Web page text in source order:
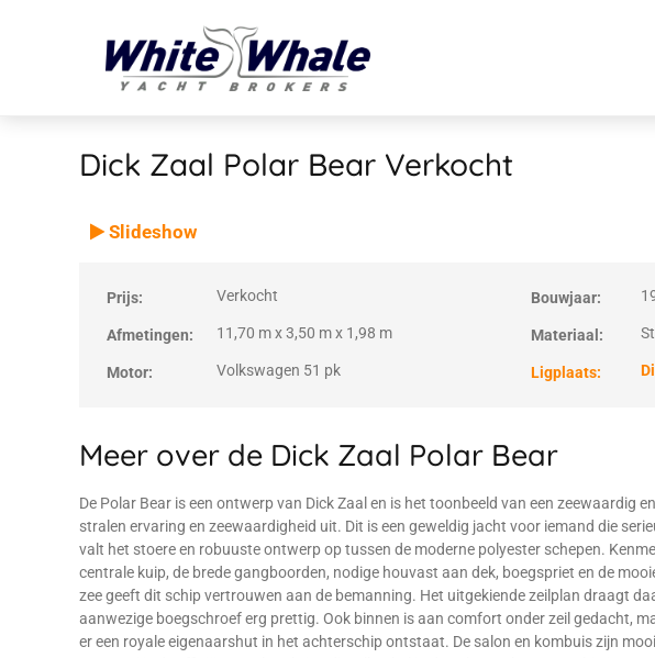
Dick Zaal Polar Bear Verkocht
VERKOCHT
Verkocht
Slideshow
Prijs: Verkocht Bouwjaar:
Afmetingen: 11,70 m x 3,50 m x 1,98 m Materiaal:
Motor: Volkswagen 51 pk Ligplaats:
Meer over de Dick Zaal Polar Bear
De Polar Bear is een ontwerp van Dick Zaal en is het toonbeeld van een zeewaardig
stralen ervaring en zeewaardigheid uit. Dit is een geweldig jacht voor iemand die
valt het stoere en robuuste ontwerp op tussen de moderne polyester schepen.
centrale kuip, de brede gangboorden, nodige houvast aan dek, boegspriet en de
zee geeft dit schip vertrouwen aan de bemanning. Het uitgekiende zeilplan draagt
aanwezige boegschroef erg prettig. Ook binnen is aan comfort onder zeil gedacht,
er een royale eigenaarshut in het achterschip ontstaat. De salon en kombuis zijn